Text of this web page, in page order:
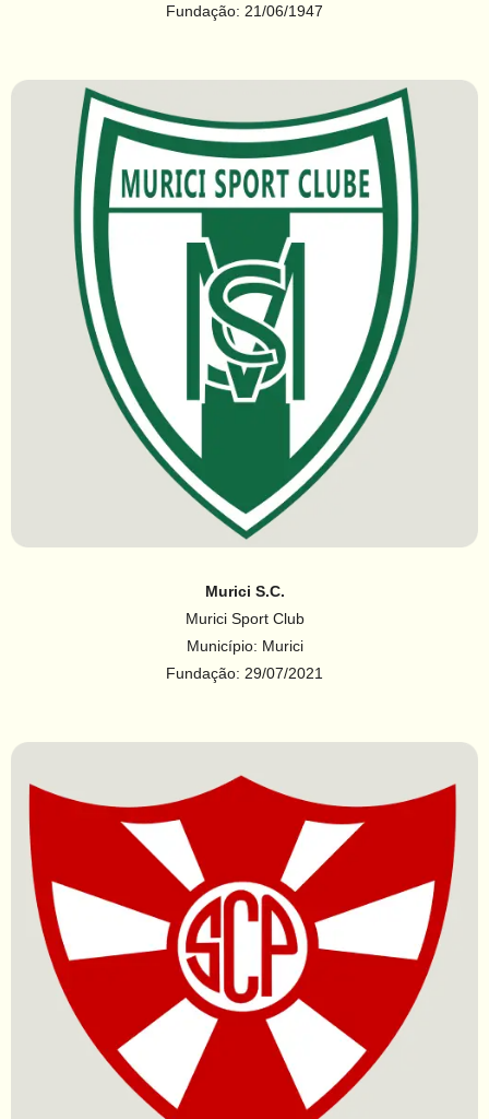
Fundação: 21/06/1947
Murici S.C.
Murici Sport Club
Município: Murici
Fundação: 29/07/2021